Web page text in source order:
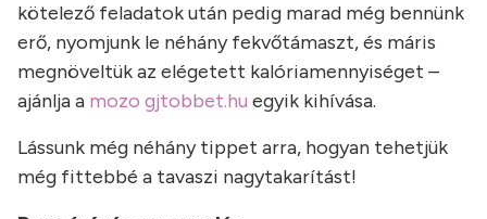
kötelező feladatok után pedig marad még bennünk
erő, nyomjunk le néhány fekvőtámaszt, és máris
megnöveltük az elégetett kalóriamennyiséget –
ajánlja a mozo gjtobbet.hu egyik kihívása.
Lássunk még néhány tippet arra, hogyan tehetjük
még fittebbé a tavaszi nagytakarítást!